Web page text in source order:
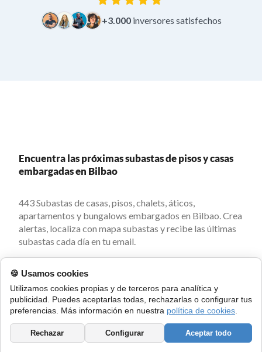
+3.000inversores satisfechos
Encuentra las próximas subastas de pisos y casas
embargadas en Bilbao
443 Subastas de casas, pisos, chalets, áticos,
apartamentos y bungalows embargados en Bilbao. Crea
alertas, localiza con mapa subastas y recibe las últimas
subastas cada día en tu email.
Subastas de casas y pisos cerca de Bilbao
Subastas de casas y pisos en Etxebarri
Subastas de casas y pisos en Basauri
🍪 Usamos cookies
Utilizamos cookies propias y de terceros para analítica y
publicidad. Puedes aceptarlas todas, rechazarlas o configurar tus
preferencias. Más información en nuestra política de cookies
Rechazar Configurar Aceptar todo